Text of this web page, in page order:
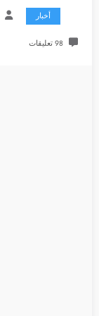
أخبار
98 تعليقات